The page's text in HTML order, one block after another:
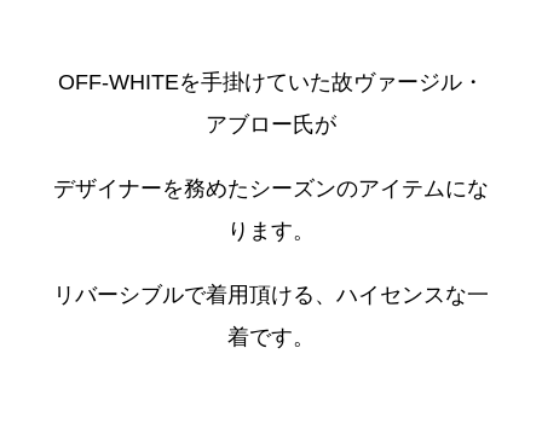
OFF-WHITEを手掛けていた故ヴァージル・
アブロー氏が
デザイナーを務めたシーズンのアイテムにな
ります。
リバーシブルで着用頂ける、ハイセンスな一
着です。